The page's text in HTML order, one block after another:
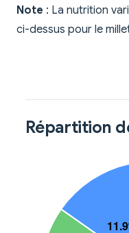
Note : La nutrition
ci-dessus pour le
Répartition